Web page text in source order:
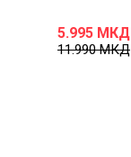
5.995 МКД
11.990МКД